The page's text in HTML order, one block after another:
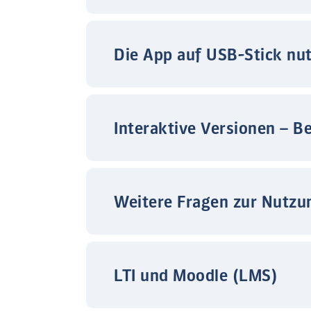
Die App auf USB-Stick
Interaktive Versionen –
Weitere Fragen zur
LTI und Moodle (LMS)